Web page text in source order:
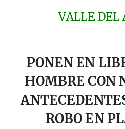
VALLE DEL
PONEN EN
HOMBRE CON
ROBO EN